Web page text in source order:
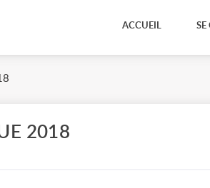
ACCUEIL SE
2018